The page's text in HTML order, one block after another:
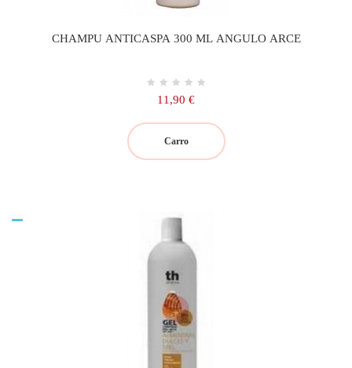
CHAMPU ANTICASPA 300 ML ANGULO ARCE
Precio
11,90 €
Carro